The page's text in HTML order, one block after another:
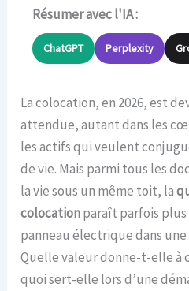
Résumer avec l'IA :
ChatGPT Perplexity
La colocation, en 2026, est
attendue, autant dans les
les actifs qui veulent
de vie. Mais parmi tous les
la vie sous un même toit, la
colocationparaît parfois
panneau électrique dans
Quelle valeur donne-t-elle à
quoi sert-elle lors d’une